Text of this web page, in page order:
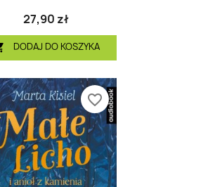
27,90 zł
DODAJ DO KOSZYKA
favorite_border